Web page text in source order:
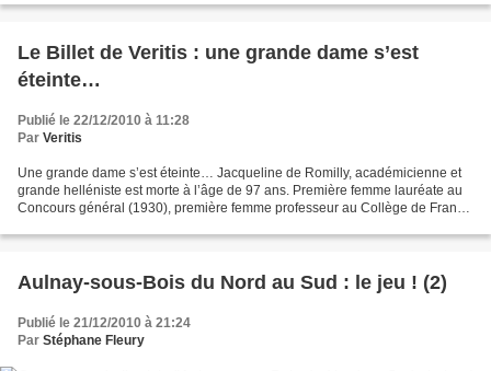
Le Billet de Veritis : une grande dame s’est
éteinte…
Publié le 22/12/2010 à 11:28
Par Veritis
Une grande dame s’est éteinte… Jacqueline de Romilly, académicienne et
grande helléniste est morte à l’âge de 97 ans. Première femme lauréate au
Concours général (1930), première femme professeur au Collège de France
Aulnay-sous-Bois du Nord au Sud : le jeu ! (2)
Publié le 21/12/2010 à 21:24
Par Stéphane Fleury